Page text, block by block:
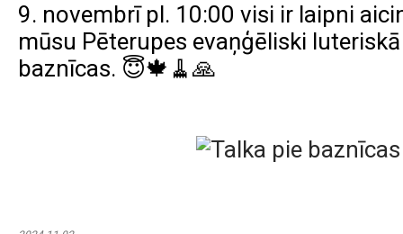
9. novembrī pl. 10:00 visi ir laipni
mūsu Pēterupes evaņģēliski
baznīcas. 😇🍁 🧹 🙏